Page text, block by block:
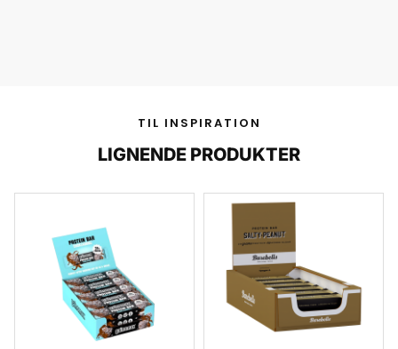
TIL INSPIRATION
LIGNENDE PRODUKTER